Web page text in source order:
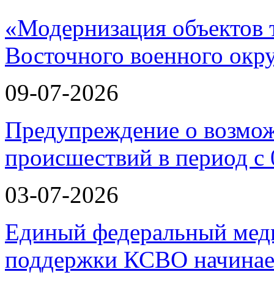
«Модернизация объектов
Восточного военного
09-07-2026
Предупреждение о
происшествий в период
03-07-2026
Единый федеральный
поддержки КСВО